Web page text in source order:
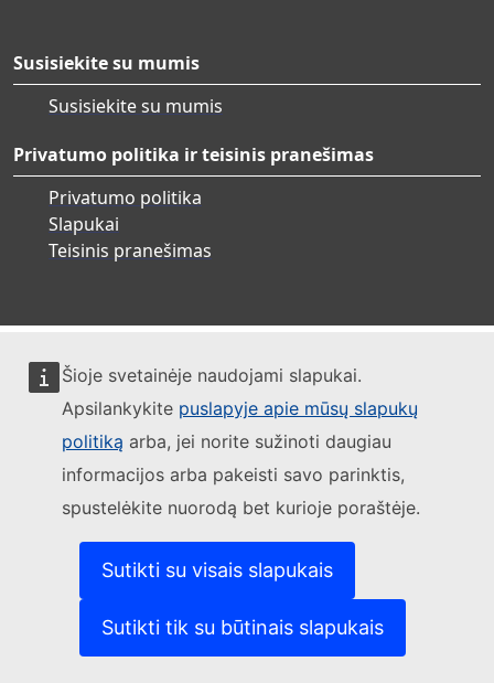
Šioje svetainėje naudojami slapukai.
Apsilankykite puslapyje apie mūsų slapukų
politiką arba, jei norite sužinoti daugiau
informacijos arba pakeisti savo parinktis,
spustelėkite nuorodą bet kurioje poraštėje.
Sutikti su visais slapukais
Sutikti tik su būtinais slapukais
Susisiekite su mumis
Susisiekite su mumis
Privatumo politika ir teisinis pranešimas
Privatumo politika
Slapukai
Teisinis pranešimas